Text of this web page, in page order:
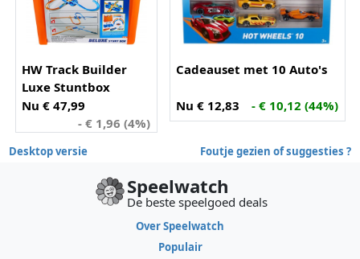
HW Track Builder
Luxe Stuntbox
Nu € 47,99
- € 1,96 (4%)
Cadeauset met 10 Auto's
Nu € 12,83 - € 10,12 (44%)
Desktop versie Foutje gezien of suggesties ?
Speelwatch
De beste speelgoed deals
Over Speelwatch
Populair